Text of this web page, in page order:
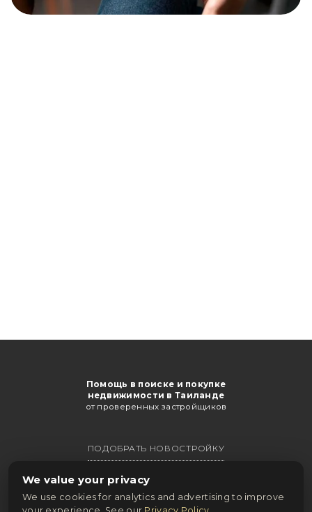
Помощь в поиске и покупке
недвижимости в Таиланде
от проверенных застройщиков
ПОДОБРАТЬ НОВОСТРОЙКУ
ПОЛУЧИТЬ КАТАЛОГ
ОНЛАЙН ПОКУПКА
We value your privacy
We use cookies for analytics and advertising to improve